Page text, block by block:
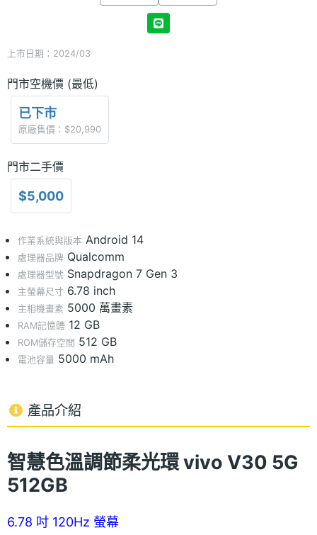
上市日期：2024/03
門市空機價 (最低)
已下市
原廠售價：$20,990
門市二手價
$5,000
作業系統與版本 Android 14
處理器品牌 Qualcomm
處理器型號 Snapdragon 7 Gen 3
主螢幕尺寸 6.78 inch
主相機畫素 5000 萬畫素
RAM記憶體 12 GB
ROM儲存空間 512 GB
電池容量 5000 mAh
產品介紹
智慧色溫調節柔光環 vivo V30 5G
512GB
6.78 吋 120Hz 螢幕